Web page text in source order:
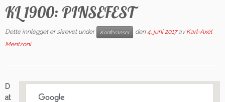
KL 1900: PINSEFEST
Dette innlegget er skrevet under Konferanser den4. juni 2017 avKarl-Axel
Mentzoni
D
at